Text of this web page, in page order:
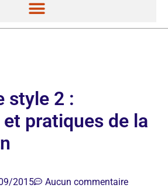
style 2 :
pratiques de la
2015 Aucun commentaire